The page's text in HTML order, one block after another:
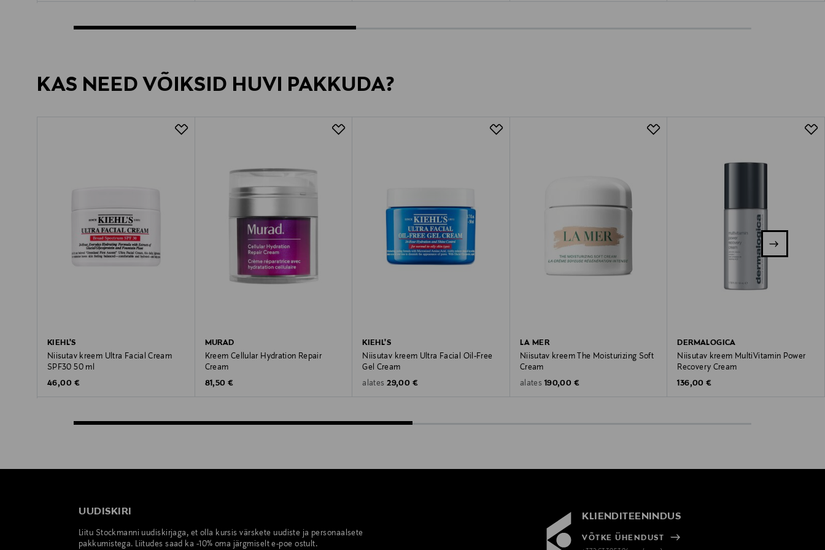
KAS NEED VÕIKSID HUVI PAKKUDA?
KIEHL'S
Niisutav kreem Ultra Facial Cream
SPF30 50 ml
Original Price
46,00 €
MURAD
Kreem Cellular Hydration Repair
Cream
Original Price
81,50 €
KIEHL'S
Niisutav kreem Ultra Facial Oil-Free
Gel Cream
alates Original Price
29,00 €
LA MER
Niisutav kreem The Moisturizing Soft
Cream
alates Original Price
190,00 €
DERMALOGICA
Niisutav kreem MultiVitamin Power
Recovery Cream
Original Price
136,00 €
UUDISKIRI
Liitu Stockmanni uudiskirjaga, et olla kursis värskete uudiste ja personaalsete
pakkumistega. Liitudes saad ka -10% oma järgmiselt e-poe ostult.
KLIENDITEENINDUS
VÕTKE ÜHENDUST